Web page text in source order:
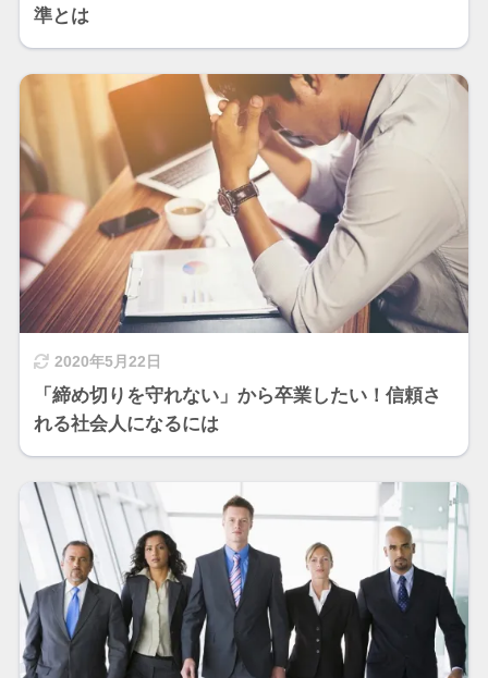
準とは
2020年5月22日
「締め切りを守れない」から卒業したい！信頼さ
れる社会人になるには